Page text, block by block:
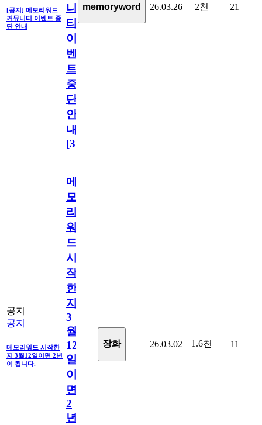
[공지] 메모리워드
커뮤니티 이벤트 중
단 안내
니
티
이
벤
트
중
단
안
내
[31
memoryword 26.03.26 2천 21
공지
공지
메모리워드 시작한
지 3월12일이면 2년
이 됩니다.
메
모
리
워
드
시
작
한
지
3
월
12
일
이
면
2
년
장화 26.03.02 1.6천 11